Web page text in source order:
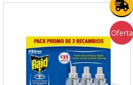
Oferta